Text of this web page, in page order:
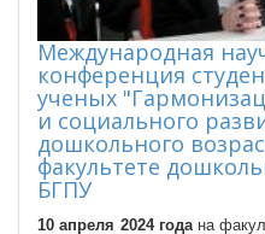
Международная
конференция
ученых
и социального
дошкольного
факультете
БГПУ
10 апреля 2024 годана